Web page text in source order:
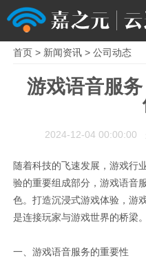
首页> 新闻资讯> 公司动态
游戏语音服
2024-12-04
随着科技的飞速发展，游戏行
验的重要组成部分，游戏语音
色。打造沉浸式游戏体验，游
是连接玩家与游戏世界的桥梁。
一、游戏语音服务的重要性